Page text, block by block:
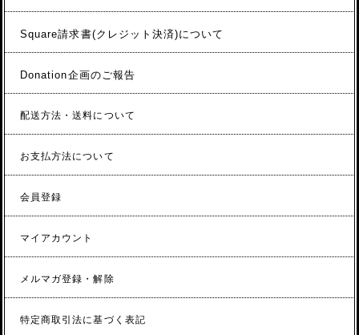
Square請求書(クレジット決済)について
Donation企画のご報告
配送方法・送料について
お支払方法について
会員登録
マイアカウント
メルマガ登録・解除
特定商取引法に基づく表記